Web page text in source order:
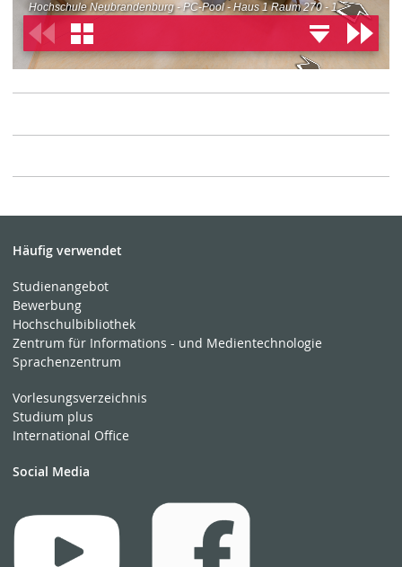
Häufig verwendet
Studienangebot
Bewerbung
Hochschulbibliothek
Zentrum für Informations - und Medientechnologie
Sprachenzentrum
Vorlesungsverzeichnis
Studium plus
International Office
Social Media